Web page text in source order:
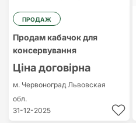
ПРОДАЖ
Продам кабачок для
консервування
Ціна договірна
м. Червоноград Львовская
обл.
31-12-2025